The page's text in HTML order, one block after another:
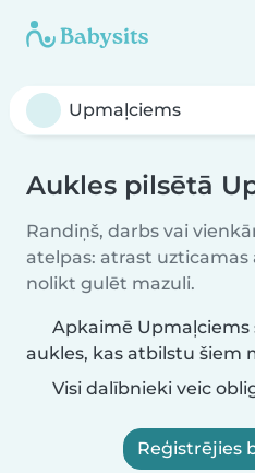
Aukles pilsētā
Randiņš, darbs vai
atelpas: atrast uzticamas
nolikt gulēt mazuli.
Apkaimē Upmaļciems
aukles, kas atbilstu šiem
Visi dalībnieki veic
Reģistrējies